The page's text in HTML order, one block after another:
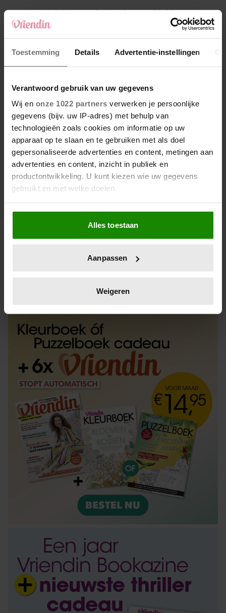
Toestemming Details Advertentie-instellingen
Verantwoord gebruik van uw gegevens
Wij en onze 1022 partners verwerken je persoonlijke
gegevens (bijv. uw IP-adres) met behulp van
technologieën zoals cookies om informatie op uw
apparaat op te slaan en te gebruiken met als doel
gepersonaliseerde advertenties en content, metingen aan
advertenties en content, inzicht in publiek en
productontwikkeling. U kunt kiezen wie uw gegevens
gebruikt en met welke doelen.
Als u het toestaat, willen we ook graag:
Informatie verzamelen over uw geografische
locatie, die tot een paar meter nauwkeurig kan zijn
scannen op specifieke eigenschappen (fingerprinting)
verwerkt en stel uw voorkeuren in het
intrekken in de Cookieverklaring.
We gebruiken cookies om content en advertenties te
personaliseren, om functies voor social media te bieden
en om ons websiteverkeer te analyseren. Ook delen we
informatie over uw gebruik van onze site met onze
partners voor social media, adverteren en analyse. Deze
partners kunnen deze gegevens combineren met andere
informatie die u aan ze heeft verstrekt of die ze hebben
verzameld op basis van uw gebruik van hun services. U
gaat akkoord met onze cookies als u onze website blijft
gebruiken.
Alles toestaan
Aanpassen
Weigeren
4 Makelaar Mandy: ‘Vrijdagavond belde Bart.
Hij sprak eng kalm’
5 Makelaar Mandy: ‘Judith typt… En deze keer
durf ik bijna niet te lezen wat er komt’
Nieuw